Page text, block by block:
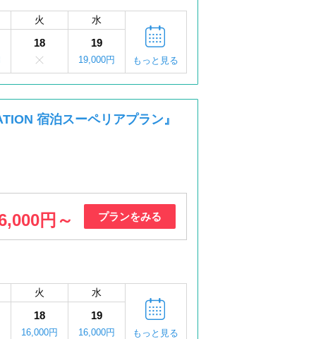
火 水
18 19
19,000円 もっと見る
宿泊スーペリアプラン』
円～ プランをみる
火 水
18
16,000円
19
16,000円 もっと見る